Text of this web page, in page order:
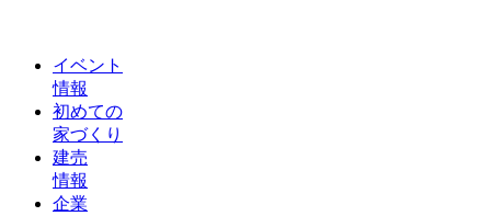
イベント
情報
初めての
家づくり
建売
情報
企業